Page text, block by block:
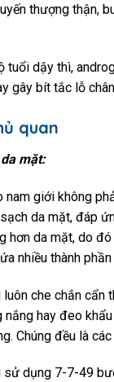
thượng thận,
tuổi dậy thì,
gây bít tắc lỗ
quan
mặt:
nam giới không
da mặt, đáp
hơn da mặt, do
nhiều thành
che chắn cẩn
nắng hay đeo
Chúng đều là
sử dụng 7-7-49